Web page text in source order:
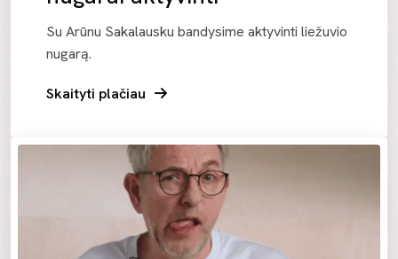
Su Arūnu Sakalausku bandysime aktyvinti liežuvio
nugarą.
Skaityti plačiau